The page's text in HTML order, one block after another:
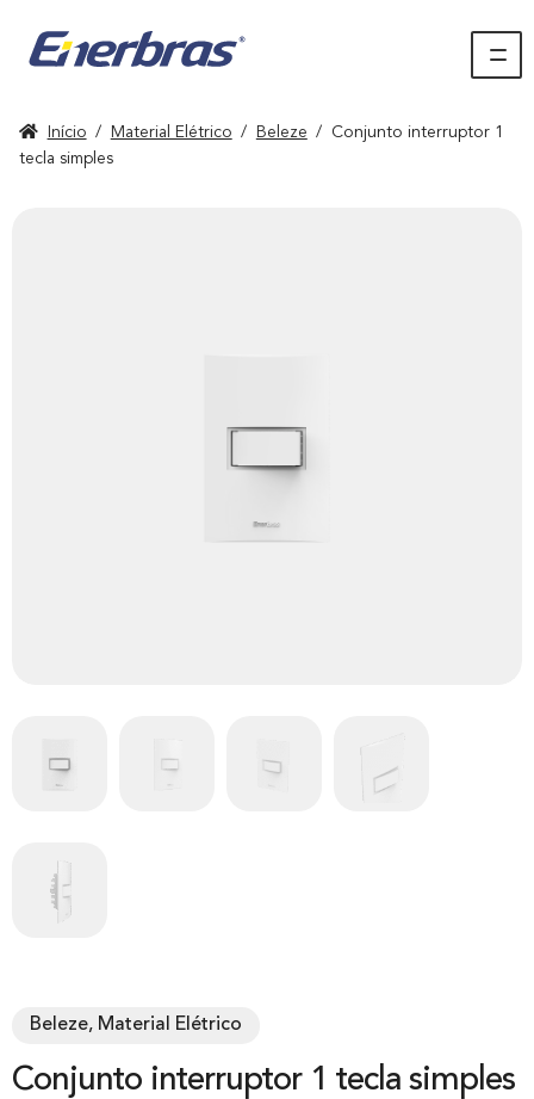
Início / Material Elétrico / Beleze /
Conjunto interruptor 1
tecla simples
Beleze, Material Elétrico
Conjunto interruptor 1 tecla simples